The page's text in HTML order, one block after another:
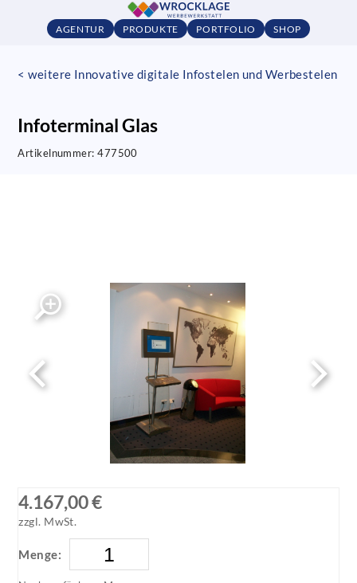
AGENTUR PRODUKTE PORTFOLIO SHOP
< weitere Innovative digitale Infostelen und Werbestelen
Infoterminal Glas
Artikelnummer:477500
Infoterminal aus Glas und Edelstahl
Infoterminal aus Glas und Edelstahl
4.167,00 €
zzgl. MwSt.
Menge: